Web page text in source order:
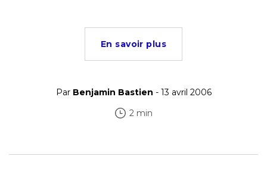
En savoir plus
Par Benjamin Bastien - 13 avril 2006
2 min